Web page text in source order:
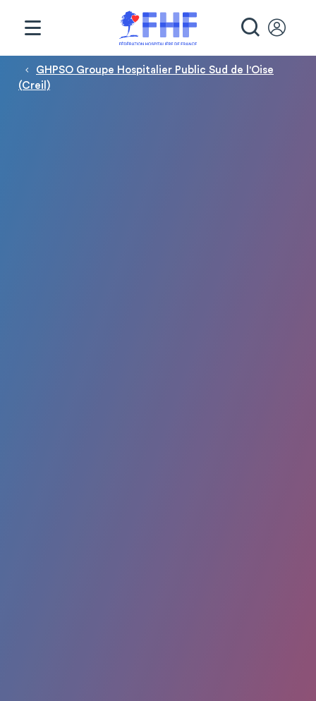
Fil d'Ariane
GHPSO Groupe Hospitalier Public Sud de l'Oise
(Creil)
Panneau de gestion des cookies